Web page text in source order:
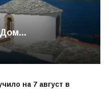
на 7 август в